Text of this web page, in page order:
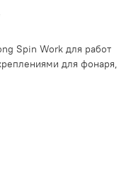
Spin Work для работ
для фонаря,